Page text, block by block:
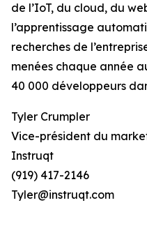
de l’IoT, du cloud, du
l’apprentissage
recherches de
menées chaque année
40 000 développeurs
Tyler Crumpler
Vice-président du
Instruqt
(919) 417-2146
Tyler@instruqt.com